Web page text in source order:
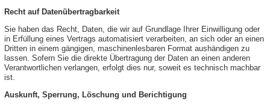
Recht auf Datenübertragbarkeit
Sie haben das Recht, Daten, die wir auf Grundlage Ihrer Einwilligung oder
in Erfüllung eines Vertrags automatisiert verarbeiten, an sich oder an einen
Dritten in einem gängigen, maschinenlesbaren Format aushändigen zu
lassen. Sofern Sie die direkte Übertragung der Daten an einen anderen
Verantwortlichen verlangen, erfolgt dies nur, soweit es technisch machbar
ist.
Auskunft, Sperrung, Löschung und Berichtigung